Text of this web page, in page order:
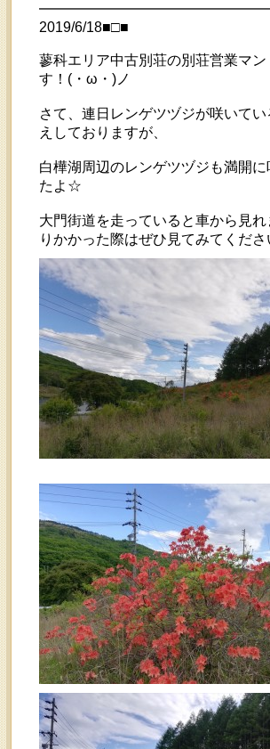
2019/6/18■□■
蓼科エリア中古別荘の別荘営業マ
す！(・ω・)ノ
さて、連日レンゲツヅジが咲いて
えしておりますが、
白樺湖周辺のレンゲツヅジも満開に
たよ☆
大門街道を走っていると車から見れ
りかかった際はぜひ見てみてくださ